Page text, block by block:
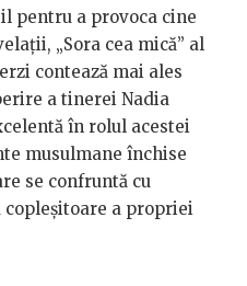
pentru a provoca cine
„Sora cea mică” al
contează mai ales
a tinerei Nadia
în rolul acestei
musulmane închise
se confruntă cu
copleșitoare a propriei